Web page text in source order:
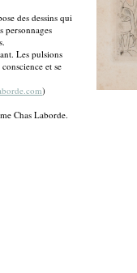
des dessins qui
personnages
Les pulsions
et se
)
Chas Laborde.